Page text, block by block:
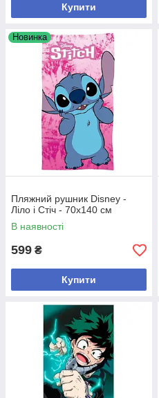
Купити
Новинка
Пляжний рушник Disney -
Ліло і Стіч - 70х140 см
В наявності
599 ₴
Купити